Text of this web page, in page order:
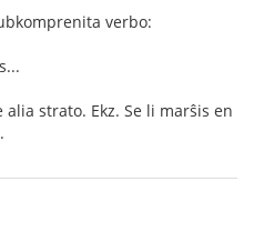
verbo:
strato. Ekz. Se li marŝis en